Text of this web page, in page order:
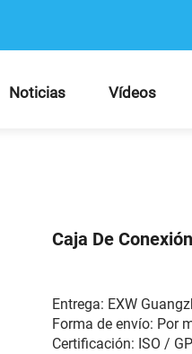
Noticias Vídeos
Caja De
Entrega: EXW
Forma de envío: Por
Certificación: ISO /